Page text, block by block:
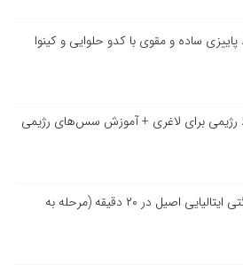
پاییزی ساده و مقوی با کدو حلوایی و کینوا
رژیمی برای لاغری + آموزش سس‌های رژیمی
طرز تهیه اسپاگتی ایتالیایی اصیل در ۲۰ دقیقه (مرحله به